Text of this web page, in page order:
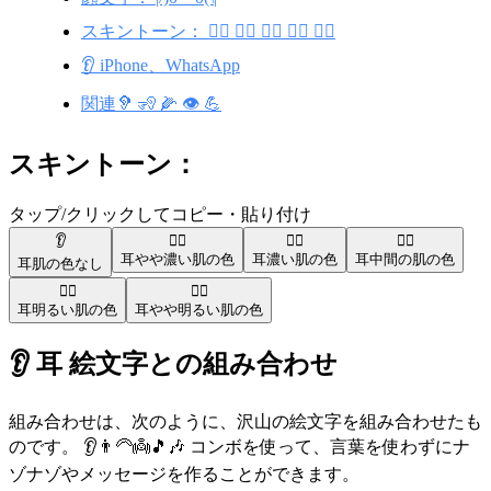
スキントーン： 👂🏾 👂🏿 👂🏽 👂🏻 👂🏼
👂 iPhone、WhatsApp
関連🦻 🧏 🌽 👁️ 💪
スキントーン：
タップ/クリックしてコピー・貼り付け
👂
耳肌の色なし
👂🏾
耳やや濃い肌の色
👂🏿
耳濃い肌の色
👂🏽
耳中間の肌の色
👂🏻
耳明るい肌の色
👂🏼
耳やや明るい肌の色
👂 耳 絵文字との組み合わせ
組み合わせは、次のように、沢山の絵文字を組み合わせたも
のです。 👂👨‍🦳👼🎵🎶 コンボを使って、言葉を使わずにナ
ゾナゾやメッセージを作ることができます。